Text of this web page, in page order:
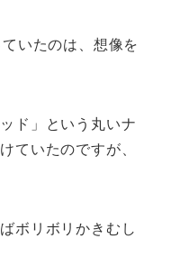
いたのは、想像を
ド」という丸いナ
ていたのですが、
ボリボリかきむし